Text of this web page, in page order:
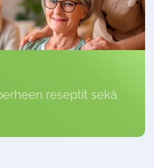
reseptit sekä